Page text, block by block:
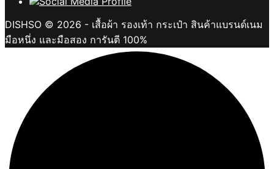
DISHSO © 2026 - เสื้อผ้า รองเท้า กระเป๋า สินค้าแบรนด์เนม
มือหนึ่ง และมือสอง การันตี 100%